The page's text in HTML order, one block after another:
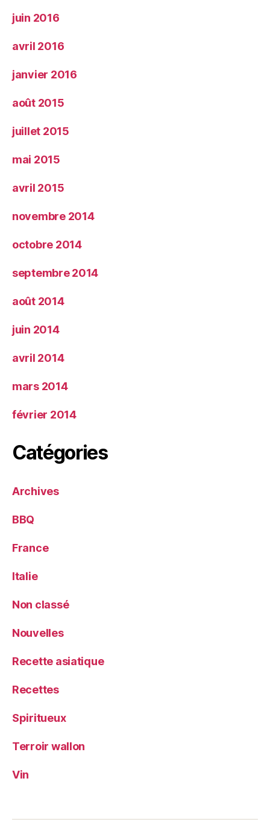
juin 2016
avril 2016
janvier 2016
août 2015
juillet 2015
mai 2015
avril 2015
novembre 2014
octobre 2014
septembre 2014
août 2014
juin 2014
avril 2014
mars 2014
février 2014
Catégories
Archives
BBQ
France
Italie
Non classé
Nouvelles
Recette asiatique
Recettes
Spiritueux
Terroir wallon
Vin